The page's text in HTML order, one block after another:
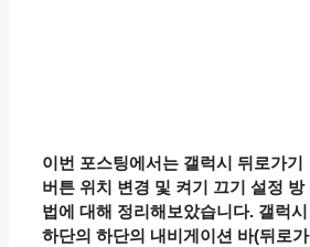
이번 포스팅에서는 갤럭시 뒤로가기
버튼 위치 변경 및 켜기 끄기 설정 방
법에 대해 정리해보았습니다. 갤럭시
하단의 하단의 내비게이션 바(뒤로가